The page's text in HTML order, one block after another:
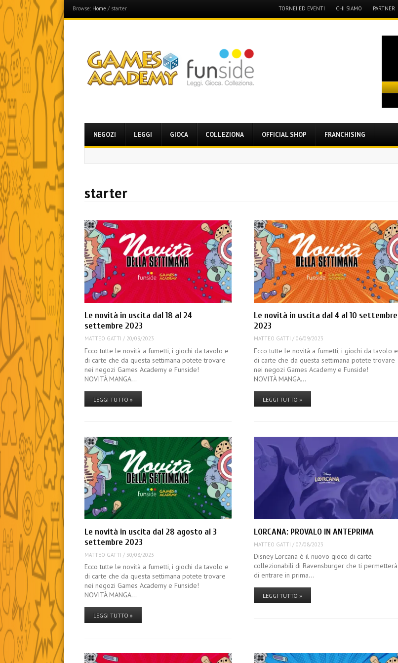
Browse: Home / starter Menu
Skip
to
TORNEI ED EVENTI CHI SIAMO PARTNER
Games Academy
Menu
content
NEGOZI LEGGI GIOCA COLLEZIONA OFFICIAL SHOP FRANCHISING
starter
Le novità in uscita dal 18 al 24
settembre 2023
MATTEO GATTI / 20/09/2023
Ecco tutte le novità a fumetti, i giochi da tavolo e
di carte che da questa settimana potete trovare
nei negozi Games Academy e Funside!
NOVITÀ MANGA…
LEGGI TUTTO »
Le novità in uscita dal 4 al 10 settembre
2023
MATTEO GATTI / 06/09/2023
Ecco tutte le novità a fumetti, i giochi da tavolo e
di carte che da questa settimana potete trovare
nei negozi Games Academy e Funside!
NOVITÀ MANGA…
LEGGI TUTTO »
Le novità in uscita dal 28 agosto al 3
settembre 2023
MATTEO GATTI / 30/08/2023
Ecco tutte le novità a fumetti, i giochi da tavolo e
di carte che da questa settimana potete trovare
nei negozi Games Academy e Funside!
NOVITÀ MANGA…
LEGGI TUTTO »
LORCANA: PROVALO IN ANTEPRIMA
MATTEO GATTI / 07/08/2023
Disney Lorcana è il nuovo gioco di carte
collezionabili di Ravensburger che ti permetterà
di entrare in prima…
LEGGI TUTTO »